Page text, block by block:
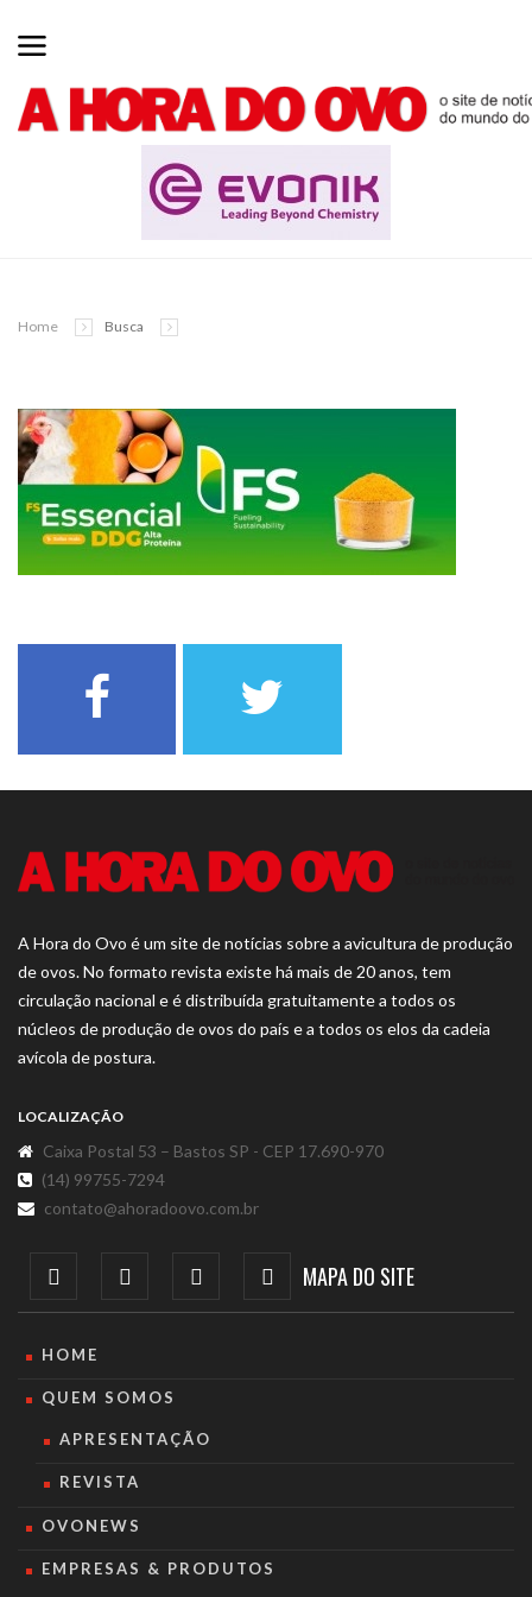
Home Busca
A Hora do Ovo é um site de notícias sobre a avicultura de produção
de ovos. No formato revista existe há mais de 20 anos, tem
circulação nacional e é distribuída gratuitamente a todos os
núcleos de produção de ovos do país e a todos os elos da cadeia
avícola de postura.
LOCALIZAÇÃO
Caixa Postal 53 – Bastos SP - CEP 17.690-970
(14) 99755-7294
contato@ahoradoovo.com.br
MAPA DO SITE
HOME
QUEM SOMOS
APRESENTAÇÃO
REVISTA
OVONEWS
EMPRESAS & PRODUTOS